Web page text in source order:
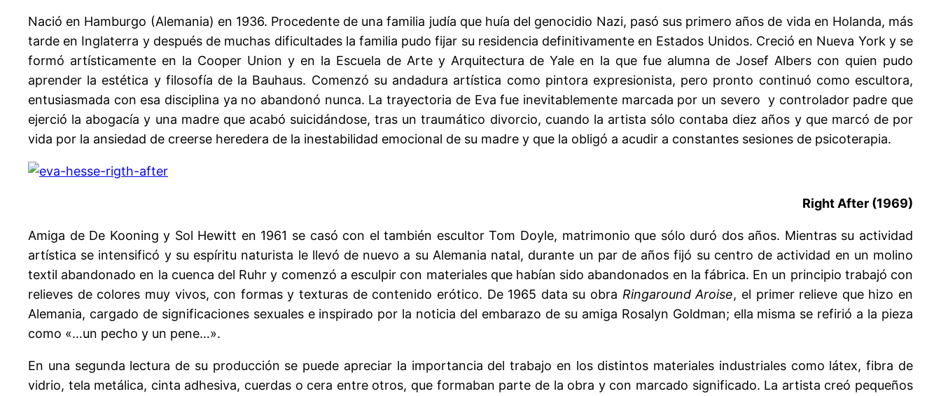
Nació en Hamburgo (Alemania) en 1936. Procedente de una familia judía que huía del genocidio Nazi, pasó sus primero años de vida en Holanda, más
tarde en Inglaterra y después de muchas dificultades la familia pudo fijar su residencia definitivamente en Estados Unidos. Creció en Nueva York y se
formó artísticamente en la Cooper Union y en la Escuela de Arte y Arquitectura de Yale en la que fue alumna de Josef Albers con quien pudo
aprender la estética y filosofía de la Bauhaus. Comenzó su andadura artística como pintora expresionista, pero pronto continuó como escultora,
entusiasmada con esa disciplina ya no abandonó nunca. La trayectoria de Eva fue inevitablemente marcada por un severo y controlador padre que
ejerció la abogacía y una madre que acabó suicidándose, tras un traumático divorcio, cuando la artista sólo contaba diez años y que marcó de por
vida por la ansiedad de creerse heredera de la inestabilidad emocional de su madre y que la obligó a acudir a constantes sesiones de psicoterapia.
Right After (1969)
Amiga de De Kooning y Sol Hewitt en 1961 se casó con el también escultor Tom Doyle, matrimonio que sólo duró dos años. Mientras su actividad
artística se intensificó y su espíritu naturista le llevó de nuevo a su Alemania natal, durante un par de años fijó su centro de actividad en un molino
textil abandonado en la cuenca del Ruhr y comenzó a esculpir con materiales que habían sido abandonados en la fábrica. En un principio trabajó con
relieves de colores muy vivos, con formas y texturas de contenido erótico. De 1965 data su obra Ringaround Aroise, el primer relieve que hizo en
Alemania, cargado de significaciones sexuales e inspirado por la noticia del embarazo de su amiga Rosalyn Goldman; ella misma se refirió a la pieza
como «…un pecho y un pene…».
En una segunda lectura de su producción se puede apreciar la importancia del trabajo en los distintos materiales industriales como látex, fibra de
vidrio, tela metálica, cinta adhesiva, cuerdas o cera entre otros, que formaban parte de la obra y con marcado significado. La artista creó pequeños